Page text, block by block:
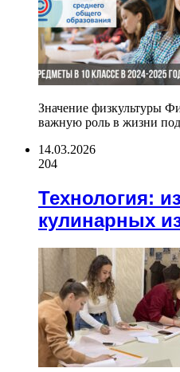
Значение физкультуры
важную роль в жизни
14.03.2026
204
Технология:
кулинарных